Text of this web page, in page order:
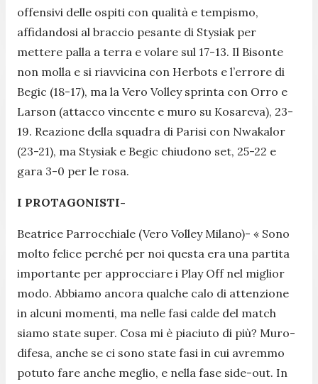
offensivi delle ospiti con qualità e tempismo,
affidandosi al braccio pesante di Stysiak per
mettere palla a terra e volare sul 17-13. Il Bisonte
non molla e si riavvicina con Herbots e l’errore di
Begic (18-17), ma la Vero Volley sprinta con Orro e
Larson (attacco vincente e muro su Kosareva), 23-
19. Reazione della squadra di Parisi con Nwakalor
(23-21), ma Stysiak e Begic chiudono set, 25-22 e
gara 3-0 per le rosa.
I PROTAGONISTI-
Beatrice Parrocchiale (Vero Volley Milano)- « Sono
molto felice perché per noi questa era una partita
importante per approcciare i Play Off nel miglior
modo. Abbiamo ancora qualche calo di attenzione
in alcuni momenti, ma nelle fasi calde del match
siamo state super. Cosa mi è piaciuto di più? Muro-
difesa, anche se ci sono state fasi in cui avremmo
potuto fare anche meglio, e nella fase side-out. In